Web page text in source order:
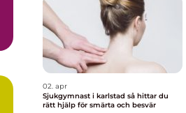
02. apr
Sjukgymnast i karlstad så hittar du
rätt hjälp för smärta och besvär